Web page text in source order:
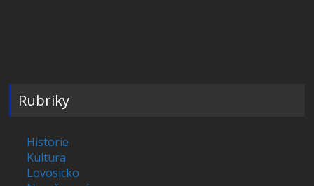
Rubriky
Historie
Kultura
Lovosicko